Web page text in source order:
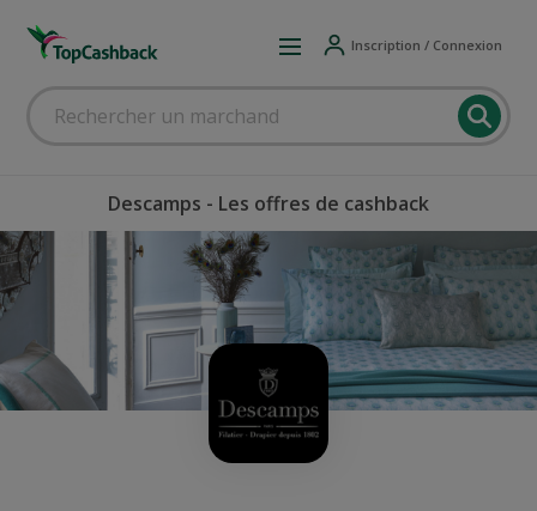
Inscription / Connexion
Descamps - Les offres de cashback